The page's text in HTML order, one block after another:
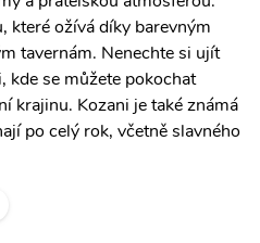
které ožívá díky barevným
tavernám. Nenechte si ujít
kde se můžete pokochat
krajinu. Kozani je také známá
po celý rok, včetně slavného